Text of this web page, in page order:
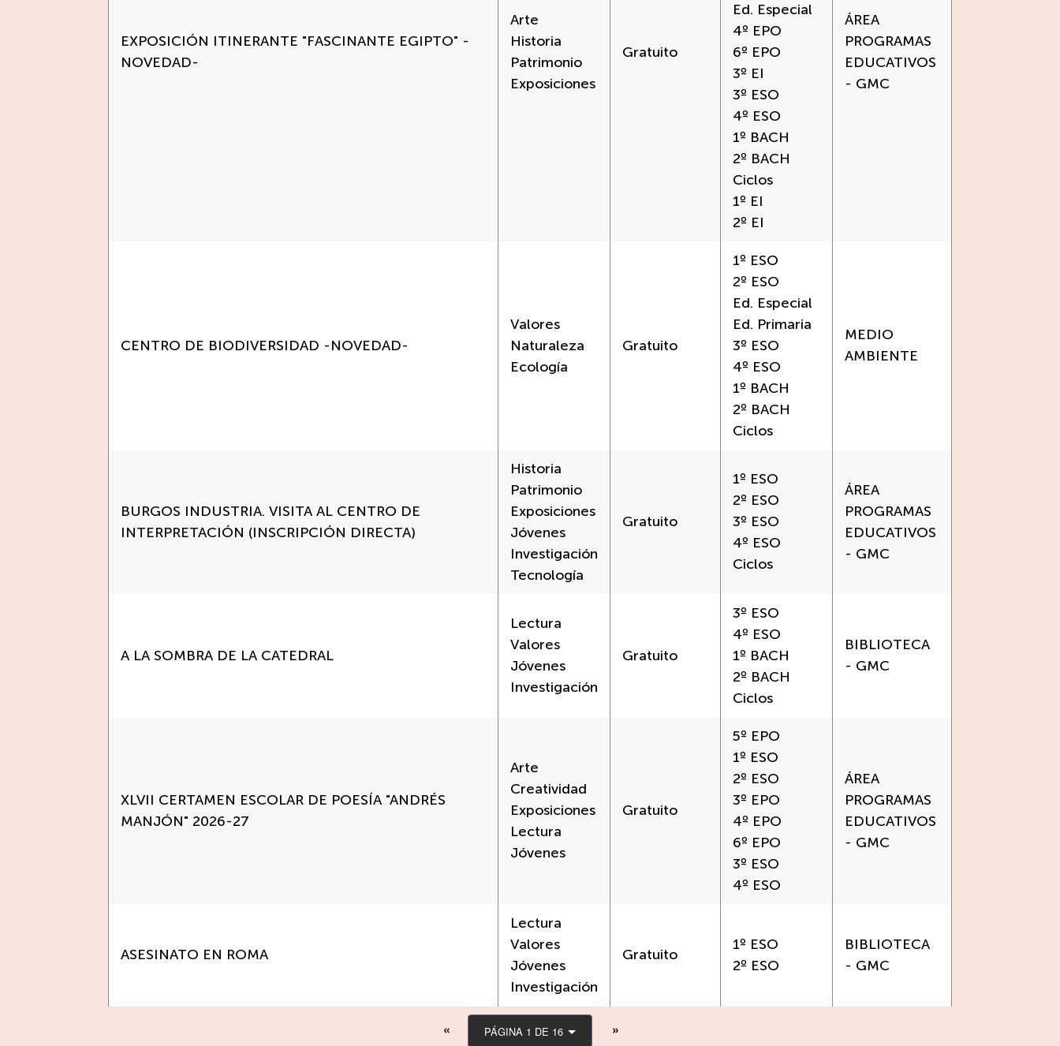
EXPOSICIÓN ITINERANTE "FASCINANTE EGIPTO" -
NOVEDAD-
Arte
Historia
Patrimonio
Exposiciones
Gratuito
Ed. Especial
4º EPO
6º EPO
3º EI
3º ESO
4º ESO
1º BACH
2º BACH
Ciclos
1º EI
2º EI
ÁREA
PROGRAMAS
EDUCATIVOS
- GMC
CENTRO DE BIODIVERSIDAD -NOVEDAD-
Valores
Naturaleza
Ecología
Gratuito
1º ESO
2º ESO
Ed. Especial
Ed. Primaria
3º ESO
4º ESO
1º BACH
2º BACH
Ciclos
MEDIO
AMBIENTE
BURGOS INDUSTRIA. VISITA AL CENTRO DE
INTERPRETACIÓN (INSCRIPCIÓN DIRECTA)
Historia
Patrimonio
Exposiciones
Jóvenes
Investigación
Tecnología
Gratuito
1º ESO
2º ESO
3º ESO
4º ESO
Ciclos
ÁREA
PROGRAMAS
EDUCATIVOS
- GMC
A LA SOMBRA DE LA CATEDRAL
Lectura
Valores
Jóvenes
Investigación
Gratuito
3º ESO
4º ESO
1º BACH
2º BACH
Ciclos
BIBLIOTECA
- GMC
XLVII CERTAMEN ESCOLAR DE POESÍA "ANDRÉS
MANJÓN" 2026-27
Arte
Creatividad
Exposiciones
Lectura
Jóvenes
Gratuito
5º EPO
1º ESO
2º ESO
3º EPO
4º EPO
6º EPO
3º ESO
4º ESO
ÁREA
PROGRAMAS
EDUCATIVOS
- GMC
ASESINATO EN ROMA
Lectura
Valores
Jóvenes
Investigación
Gratuito
1º ESO
2º ESO
BIBLIOTECA
- GMC
PÁGINA 1 DE 16